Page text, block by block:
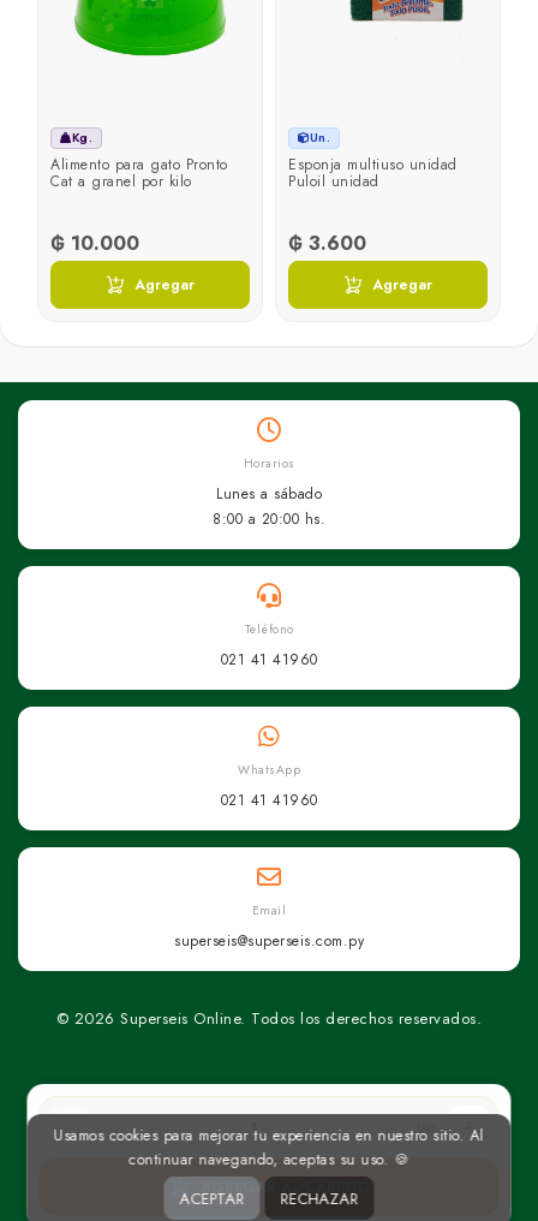
un
AGREGAR AL CARRITO
Kg.
Alimento para gato Pronto
Cat a granel por kilo
₲ 10.000
Agregar
Un.
Esponja multiuso unidad
Puloil unidad
₲ 3.600
Agregar
Horarios
Lunes a sábado
8:00 a 20:00 hs.
Teléfono
021 41 41960
WhatsApp
021 41 41960
Email
superseis@superseis.com.py
© 2026 Superseis Online. Todos los derechos reservados.
Usamos cookies para mejorar tu experiencia en nuestro sitio. Al
continuar navegando, aceptas su uso. 🍪
ACEPTAR RECHAZAR